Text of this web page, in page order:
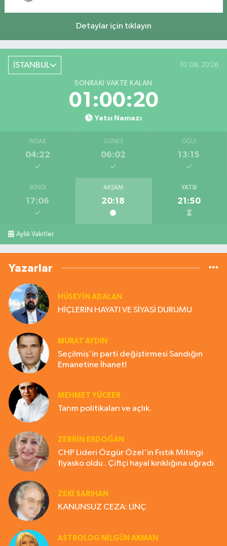
Detaylar için tıklayın
İSTANBUL 10.08.2026
SONRAKI VAKTE KALAN
01:00:19
Yatsı Namazı
İMSAK
04:22
GÜNEŞ
06:02
ÖĞLE
13:15
İKINDI
17:06
AKŞAM
20:18
YATSI
21:50
Aylık Vakitler
Yazarlar
HÜSEYIN ADALAN
HİÇLERİN HAYATI VE SİYASİ DURUMU
MURAT AYDIN
Seçilmiş'in parti değiştirmesi Sandığın
Emanetine İhanet!
MEHMET YÜCEER
Tarım politikaları ve açlık.
ZERRIN ERDOĞAN
CHP Lideri Özgür Özel'in Fıstık Mitingi
fiyasko oldu . Çiftçi hayal kırıklığına uğradı
ZEKI SARIHAN
KANUNSUZ CEZA: LİNÇ
ASTROLOG NILGÜN AKMAN